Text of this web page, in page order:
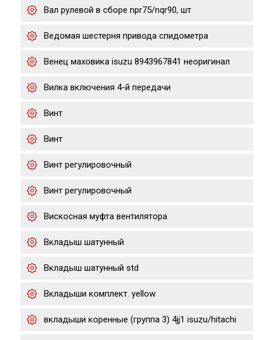
Вал рулевой в сборе npr75/nqr90, шт
Ведомая шестерня привода спидометра
Венец маховика isuzu 8943967841 неоригинал
Вилка включения 4-й передачи
Винт
Винт
Винт регулировочный
Винт регулировочный
Вискосная муфта вентилятора
Вкладыш шатунный
Вкладыш шатунный std
Вкладыши комплект. yellow
вкладыши коренные (группа 3) 4jj1 isuzu/hitachi